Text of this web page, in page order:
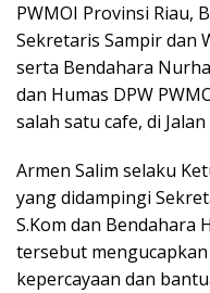
PWMOI Provinsi Riau,
Sekretaris Sampir dan
serta Bendahara
dan Humas DPW
salah satu cafe, di
Armen Salim selaku
yang didampingi
S.Kom dan Bendahara
tersebut
kepercayaan dan